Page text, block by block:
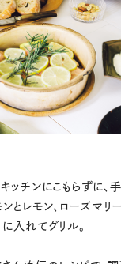
ッチンにこもらずに、
とレモン、ローズマリ
入れてグリル。